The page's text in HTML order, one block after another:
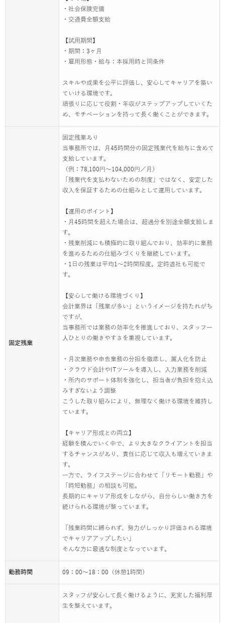
・社会保険完備
・交通費全額支給
【試用期間】
・期間：3ヶ月
・雇用形態・給与：本採用時と同条件
スキルや成果を公平に評価し、安心してキャリアを築い
ていける環境です。
頑張りに応じて役割・年収がステップアップしていくた
め、モチベーションを持って長く働くことができます。
固定残業
固定残業あり
当事務所では、月45時間分の固定残業代を給与に含めて
支給しています。
（例：78,100円～104,000円／月）
「残業代を支払わないための制度」ではなく、安定した
収入を保証するための仕組みとして運用しています。
【運用のポイント】
・月45時間を超えた場合は、超過分を別途全額支給しま
す。
・残業削減にも積極的に取り組んでおり、効率的に業務
を進めるための仕組みづくりを継続しています。
・1日の残業は平均1〜2時間程度。定時退社も可能で
す。
【安心して働ける環境づくり】
会計業界は「残業が多い」というイメージを持たれがち
ですが、
当事務所では業務の効率化を推進しており、スタッフ一
人ひとりの働きやすさを重視しています。
・月次業務や申告業務の分担を徹底し、属人化を防止
・クラウド会計やITツールを導入し、入力業務を削減
・所内のサポート体制を強化し、担当者が負担を抱え込
みすぎないよう調整
こうした取り組みにより、無理なく働ける環境を維持し
ています。
【キャリア形成との両立】
経験を積んでいく中で、より大きなクライアントを担当
するチャンスがあり、責任に応じて収入も増えていきま
す。
一方で、ライフステージに合わせて「リモート勤務」や
「時短勤務」の相談も可能。
長期的にキャリア形成をしながら、自分らしい働き方を
続けられる環境が整っています。
「残業時間に縛られず、努力がしっかり評価される環境
でキャリアアップしたい」
そんな方に最適な制度となっています。
勤務時間 09：00～18：00（休憩1時間）
スタッフが安心して長く働けるように、充実した福利厚
生を整えています。